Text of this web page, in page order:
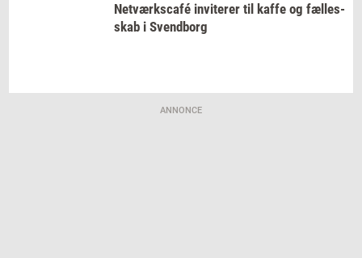
Netværkscafé in­vi­te­rer til kaffe og fæl­les­
skab i Svend­borg
ANNONCE